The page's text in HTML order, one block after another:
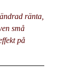
ränta,
små
på